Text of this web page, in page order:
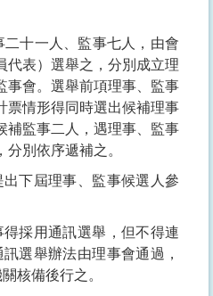
二十一人、監事七人，由會
代表）選舉之，分別成立理
事會。選舉前項理事、監事
票情形得同時選出候補理事
補監事二人，遇理事、監事
分別依序遞補之。
出下屆理事、監事候選人參
得採用通訊選舉，但不得連
選舉辦法由理事會通過，
核備後行之。